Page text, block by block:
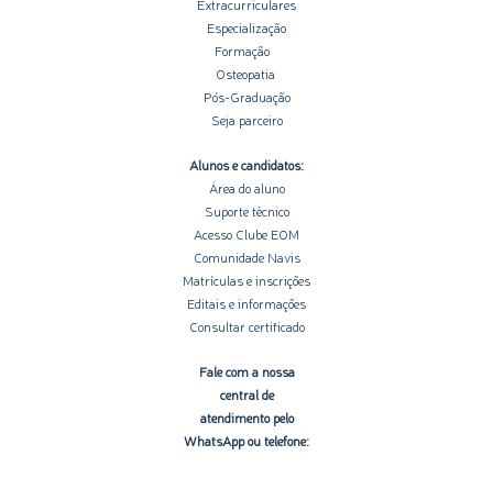
Extracurriculares
Especialização
Formação
Osteopatia
Pós-Graduação
Seja parceiro
Alunos e candidatos:
Área do aluno
Suporte técnico
Acesso Clube EOM
Comunidade Navis
Matrículas e inscrições
Editais e informações
Consultar certificado
Fale com a nossa
central de
atendimento pelo
WhatsApp ou telefone: